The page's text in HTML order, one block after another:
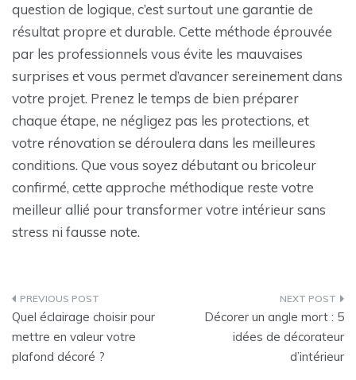
question de logique, c’est surtout une garantie de
résultat propre et durable. Cette méthode éprouvée
par les professionnels vous évite les mauvaises
surprises et vous permet d’avancer sereinement dans
votre projet. Prenez le temps de bien préparer
chaque étape, ne négligez pas les protections, et
votre rénovation se déroulera dans les meilleures
conditions. Que vous soyez débutant ou bricoleur
confirmé, cette approche méthodique reste votre
meilleur allié pour transformer votre intérieur sans
stress ni fausse note.
Navigation
de
l’article
Quel éclairage choisir pour
mettre en valeur votre
plafond décoré ?
Décorer un angle mort : 5
idées de décorateur
d’intérieur